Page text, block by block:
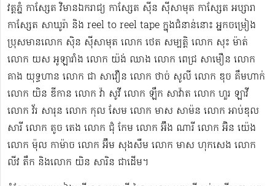
វត្តភ្នំ កាស្សែត វិមានឯករាជ្យ កាស្សែត ស៊ីន ស៊ីសាមុត កាស្សែត អប្សារា
កាស្សែត សាឃូរ៉ា និង reel to reel tape ក្នុងជំនាន់នោះ អ្នកចម្រៀង
ប្រុសមាន​លោក ស៊ិន ស៊ីសាមុត លោក ​ថេត សម្បត្តិ លោក សុះ ម៉ាត់
លោក យស អូឡារាំង លោក យ៉ង់ ឈាង លោក ពេជ្រ សាមឿន លោក
គាង យុទ្ធហាន លោក ជា សាវឿន លោក ថាច់ សូលី លោក ឌុច គឹមហាក់
លោក យិន ឌីកាន លោក វ៉ា សូវី លោក ឡឹក សាវ៉ាត លោក ហួរ ឡាវី
លោក វ័រ សារុន​ លោក កុល សែម លោក មាស សាម៉ន លោក អាប់ឌុល
សារី លោក តូច តេង លោក ជុំ កែម លោក អ៊ឹង ណារី លោក អ៊ិន យ៉េង​​
លោក ម៉ុល កាម៉ាច លោក អ៊ឹម សុងសឺម ​លោក មាស ហុក​សេង លោក​ ​​
លីវ តឹក និងលោក យិន សារិន ជាដើម។